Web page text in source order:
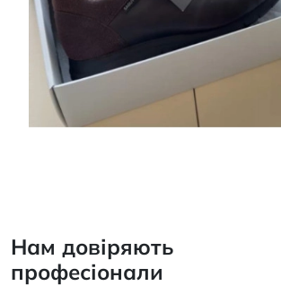
Нам довіряють
професіонали